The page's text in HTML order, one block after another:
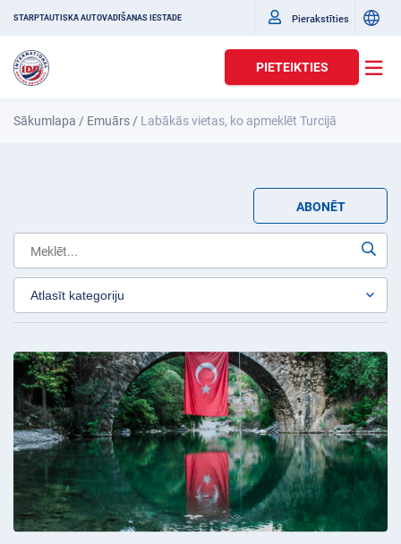
STARPTAUTISKĀ AUTOVADĪŠANAS IESTĀDE Pierakstīties
PIETEIKTIES
Sākumlapa / Emuārs / Labākās vietas, ko apmeklēt Turcijā
ABONĒT